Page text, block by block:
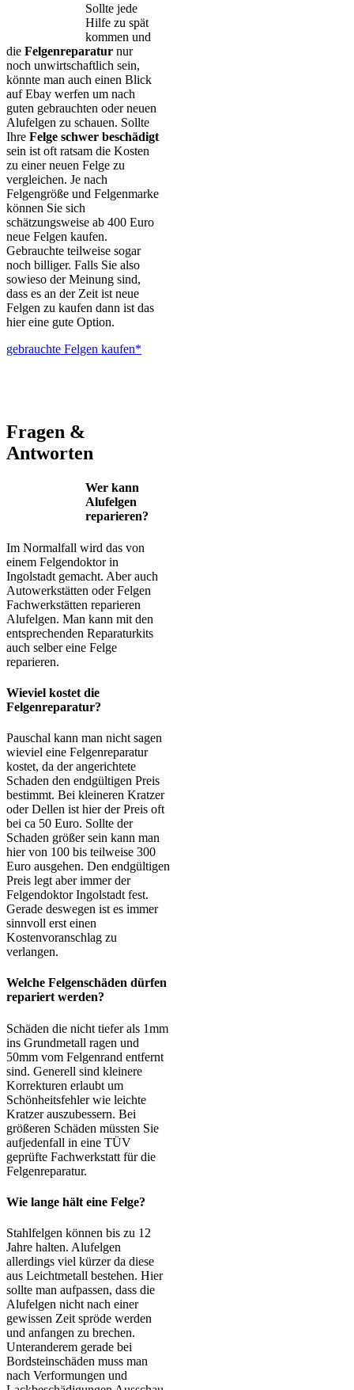
Sollte jede
Hilfe zu spät
kommen und
die Felgenreparatur nur
noch unwirtschaftlich sein,
könnte man auch einen Blick
auf Ebay werfen um nach
guten gebrauchten oder neuen
Alufelgen zu schauen. Sollte
Ihre Felge schwer beschädigt
sein ist oft ratsam die Kosten
zu einer neuen Felge zu
vergleichen. Je nach
Felgengröße und Felgenmarke
können Sie sich
schätzungsweise ab 400 Euro
neue Felgen kaufen.
Gebrauchte teilweise sogar
noch billiger. Falls Sie also
sowieso der Meinung sind,
dass es an der Zeit ist neue
Felgen zu kaufen dann ist das
hier eine gute Option.
gebrauchte Felgen kaufen*
Fragen &
Antworten
Wer kann
Alufelgen
reparieren?
Im Normalfall wird das von
einem Felgendoktor in
Ingolstadt gemacht. Aber auch
Autowerkstätten oder Felgen
Fachwerkstätten reparieren
Alufelgen. Man kann mit den
entsprechenden Reparaturkits
auch selber eine Felge
reparieren.
Wieviel kostet die
Felgenreparatur?
Pauschal kann man nicht sagen
wieviel eine Felgenreparatur
kostet, da der angerichtete
Schaden den endgültigen Preis
bestimmt. Bei kleineren Kratzer
oder Dellen ist hier der Preis oft
bei ca 50 Euro. Sollte der
Schaden größer sein kann man
hier von 100 bis teilweise 300
Euro ausgehen. Den endgültigen
Preis legt aber immer der
Felgendoktor Ingolstadt fest.
Gerade deswegen ist es immer
sinnvoll erst einen
Kostenvoranschlag zu
verlangen.
Welche Felgenschäden dürfen
repariert werden?
Schäden die nicht tiefer als 1mm
ins Grundmetall ragen und
50mm vom Felgenrand entfernt
sind. Generell sind kleinere
Korrekturen erlaubt um
Schönheitsfehler wie leichte
Kratzer auszubessern. Bei
größeren Schäden müssten Sie
aufjedenfall in eine TÜV
geprüfte Fachwerkstatt für die
Felgenreparatur.
Wie lange hält eine Felge?
Stahlfelgen können bis zu 12
Jahre halten. Alufelgen
allerdings viel kürzer da diese
aus Leichtmetall bestehen. Hier
sollte man aufpassen, dass die
Alufelgen nicht nach einer
gewissen Zeit spröde werden
und anfangen zu brechen.
Unteranderem gerade bei
Bordsteinschäden muss man
nach Verformungen und